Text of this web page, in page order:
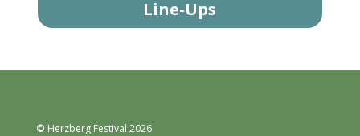
Line-Ups
© Herzberg Festival 2026